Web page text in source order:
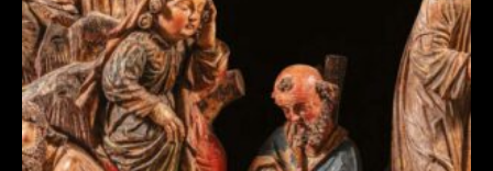
À GETHSÉMANI DEUX IMPORTANTS
GROUPES D’UN MÊME RÉTABLE
REPRÉSENTANT LE CHRIST AU MONT DES
OLIVIERS